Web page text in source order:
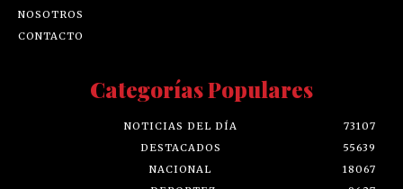
NOSOTROS
CONTACTO
Categorías Populares
NOTICIAS DEL DÍA
73107
DESTACADOS
55639
NACIONAL
18067